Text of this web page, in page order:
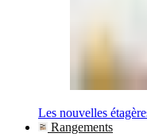
Les nouvelles
Rangements